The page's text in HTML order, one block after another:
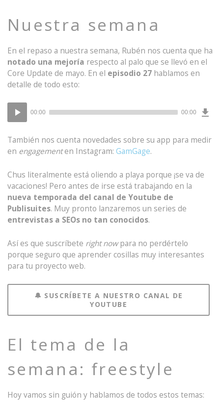
Nuestra semana
En el repaso a nuestra semana, Rubén nos cuenta que ha
notado una mejoría respecto al palo que se llevó en el
Core Update de mayo. En el episodio 27 hablamos en
detalle de todo esto:
Reproductor
de
00:00 00:00
También nos cuenta novedades sobre su app para medir
en engagementen Instagram: GamGage.
Chus literalmente está oliendo a playa porque ¡se va de
vacaciones! Pero antes de irse está trabajando en la
nueva temporada del canal de Youtube de
Publisuites. Muy pronto lanzaremos un series de
entrevistas a SEOs no tan conocidos.
Así es que suscríbete right nowpara no perdértelo
porque seguro que aprender cosillas muy interesantes
para tu proyecto web.
🔔 SUSCRÍBETE A NUESTRO CANAL DE
YOUTUBE
El tema de la
semana: freestyle
Hoy vamos sin guión y hablamos de todos estos temas: